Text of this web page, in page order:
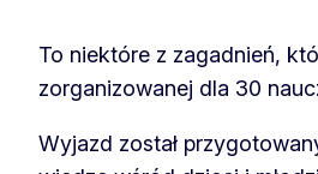
To niektóre z zagadnień,
zorganizowanej dla 30
Wyjazd został